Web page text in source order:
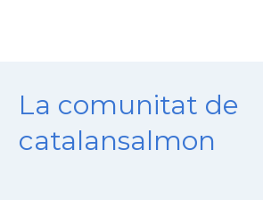
La comunitat de
catalansalmon